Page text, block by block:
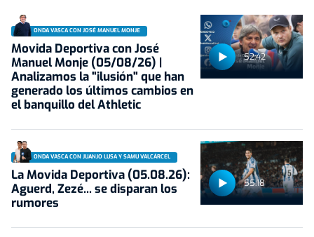
52:42
ONDA VASCA CON JOSÉ MANUEL MONJE
Movida Deportiva con José
Manuel Monje (05/08/26) |
Analizamos la "ilusión" que han
generado los últimos cambios en
el banquillo del Athletic
55:18
ONDA VASCA CON JUANJO LUSA Y SAMU VALCÁRCEL
La Movida Deportiva (05.08.26):
Aguerd, Zezé... se disparan los
rumores